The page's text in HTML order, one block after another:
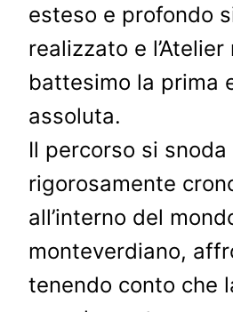
esteso e profondo
realizzato e
battesimo la prima
assoluta.
Il percorso si
rigorosamente
all’interno del
monteverdiano,
tenendo conto che